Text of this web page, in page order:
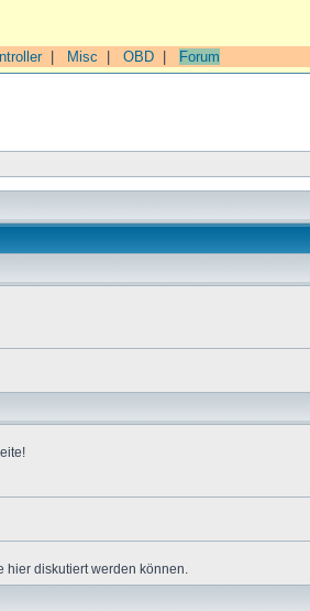
| Misc OBD Forum
hier diskutiert werden können.